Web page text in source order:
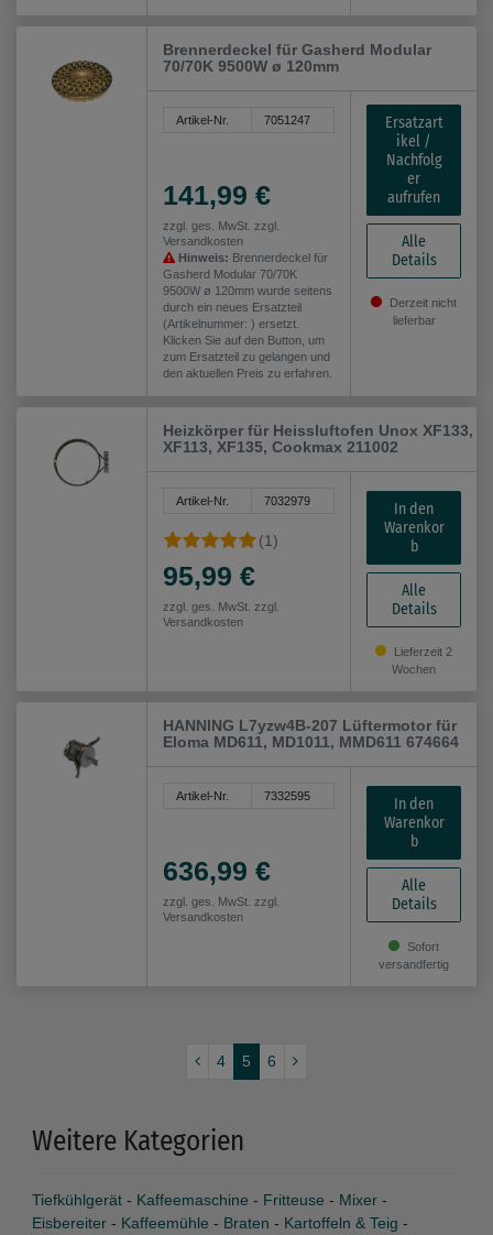
Brennerdeckel für Gasherd Modular
70/70K 9500W ø 120mm
Artikel-Nr. 7051247
141,99 €
zzgl. ges. MwSt. zzgl.
Versandkosten
Hinweis: Brennerdeckel für
Gasherd Modular 70/70K
9500W ø 120mm wurde seitens
durch ein neues Ersatzteil
(Artikelnummer: ) ersetzt.
Klicken Sie auf den Button, um
zum Ersatzteil zu gelangen und
den aktuellen Preis zu erfahren.
Ersatzart
ikel /
Nachfolg
er
aufrufen
Alle
Details
Derzeit nicht
lieferbar
Heizkörper für Heissluftofen Unox XF133,
XF113, XF135, Cookmax 211002
Artikel-Nr. 7032979
(1)
95,99 €
zzgl. ges. MwSt. zzgl.
Versandkosten
In den
Warenkor
b
Alle
Details
Lieferzeit 2
Wochen
HANNING L7yzw4B-207 Lüftermotor für
Eloma MD611, MD1011, MMD611 674664
Artikel-Nr. 7332595
636,99 €
zzgl. ges. MwSt. zzgl.
Versandkosten
In den
Warenkor
b
Alle
Details
Sofort
versandfertig
4 5 6
Weitere Kategorien
Tiefkühlgerät - Kaffeemaschine - Fritteuse - Mixer -
Eisbereiter - Kaffeemühle - Braten - Kartoffeln & Teig -